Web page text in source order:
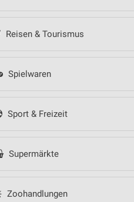
Reisen & Tourismus
Spielwaren
Sport & Freizeit
Supermärkte
Zoohandlungen